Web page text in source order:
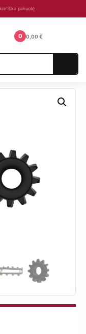
pakuotė
0 0,00 €